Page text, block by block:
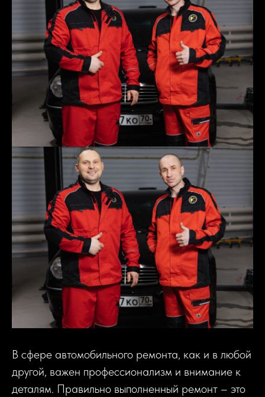
В сфере автомобильного ремонта, как и в любой
другой, важен профессионализм и внимание к
деталям. Правильно выполненный ремонт – это